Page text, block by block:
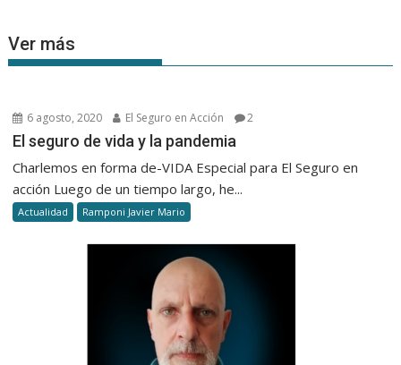
Ver más
6 agosto, 2020 El Seguro en Acción 2
El seguro de vida y la pandemia
Charlemos en forma de-VIDA Especial para El Seguro en
acción Luego de un tiempo largo, he...
Actualidad Ramponi Javier Mario